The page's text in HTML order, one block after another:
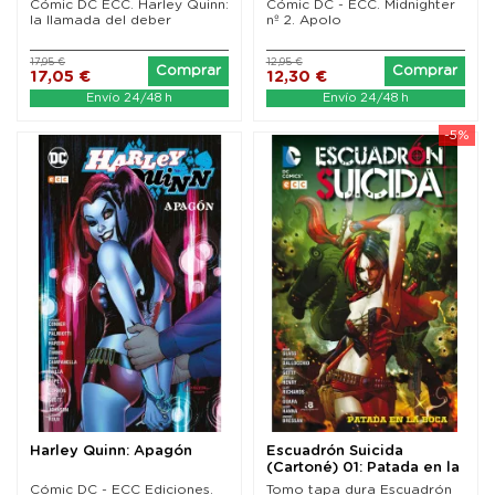
Cómic DC ECC. Harley Quinn:
la llamada del deber
17,05 €
17,95 €
Comprar
Envío 24/48 h
Cómic DC - ECC. Midnighter
nº 2. Apolo
12,30 €
12,95 €
Comprar
Envío 24/48 h
Harley Quinn: Apagón
Cómic DC - ECC Ediciones.
-5%
Escuadrón Suicida
(Cartoné) 01: Patada en la
boca
Tomo tapa dura Escuadrón